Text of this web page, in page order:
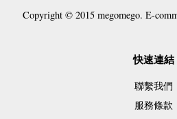
Copyright © 2015 megomego. E-
快速連結
聯繫我們
服務條款